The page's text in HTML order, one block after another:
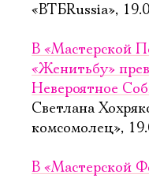
«ВТБRussia»,
В «Мастерской
«Женитьбу»
Невероятное
Светлана
комсомолец»,
В «Мастерской